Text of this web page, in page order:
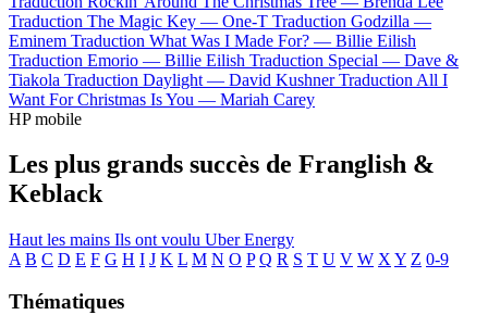
Traduction The Magic Key — One-T Traduction Godzilla —
Eminem Traduction What Was I Made For? — Billie Eilish
Traduction Emorio — Billie Eilish Traduction Special — Dave &
Tiakola Traduction Daylight — David Kushner Traduction All I
Want For Christmas Is You — Mariah Carey
HP mobile
Les plus grands succès de Franglish &
Keblack
Haut les mains Ils ont voulu UberEnergy
A B C D E F G H I J K L M N O P Q R S T U V W X Y Z 0-9
Thématiques